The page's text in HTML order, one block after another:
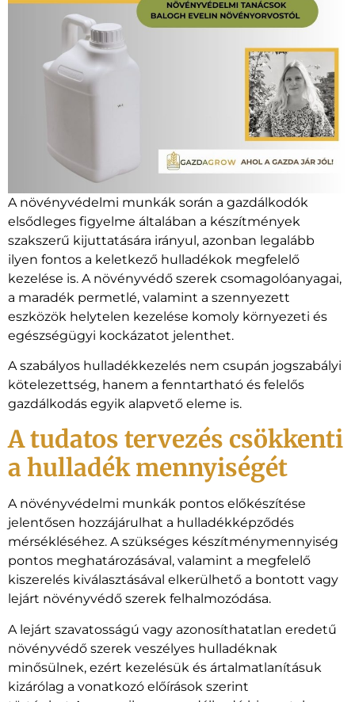
A növényvédelmi munkák során a gazdálkodók
elsődleges figyelme általában a készítmények
szakszerű kijuttatására irányul, azonban legalább
ilyen fontos a keletkező hulladékok megfelelő
kezelése is. A növényvédő szerek csomagolóanyagai,
a maradék permetlé, valamint a szennyezett
eszközök helytelen kezelése komoly környezeti és
egészségügyi kockázatot jelenthet.
A szabályos hulladékkezelés nem csupán jogszabályi
kötelezettség, hanem a fenntartható és felelős
gazdálkodás egyik alapvető eleme is.
A tudatos tervezés csökkenti
a hulladék mennyiségét
A növényvédelmi munkák pontos előkészítése
jelentősen hozzájárulhat a hulladékképződés
mérsékléséhez. A szükséges készítménymennyiség
pontos meghatározásával, valamint a megfelelő
kiszerelés kiválasztásával elkerülhető a bontott vagy
lejárt növényvédő szerek felhalmozódása.
A lejárt szavatosságú vagy azonosíthatatlan eredetű
növényvédő szerek veszélyes hulladéknak
minősülnek, ezért kezelésük és ártalmatlanításuk
kizárólag a vonatkozó előírások szerint